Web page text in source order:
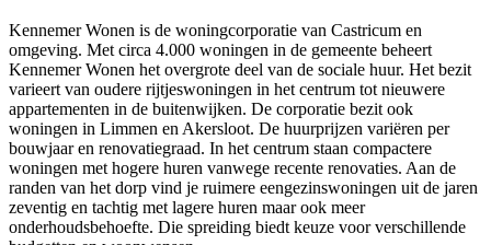
Kennemer Wonen is de woningcorporatie van Castricum en
omgeving. Met circa 4.000 woningen in de gemeente beheert
Kennemer Wonen het overgrote deel van de sociale huur. Het bezit
varieert van oudere rijtjeswoningen in het centrum tot nieuwere
appartementen in de buitenwijken. De corporatie bezit ook
woningen in Limmen en Akersloot. De huurprijzen variëren per
bouwjaar en renovatiegraad. In het centrum staan compactere
woningen met hogere huren vanwege recente renovaties. Aan de
randen van het dorp vind je ruimere eengezinswoningen uit de jaren
zeventig en tachtig met lagere huren maar ook meer
onderhoudsbehoefte. Die spreiding biedt keuze voor verschillende